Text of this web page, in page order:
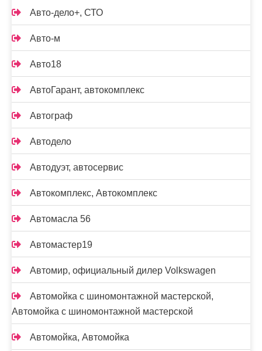
Авто-дело+, СТО
Авто-м
Авто18
АвтоГарант, автокомплекс
Автограф
Автодело
Автодуэт, автосервис
Автокомплекс, Автокомплекс
Автомасла 56
Автомастер19
Автомир, официальный дилер Volkswagen
Автомойка с шиномонтажной мастерской,
Автомойка с шиномонтажной мастерской
Автомойка, Автомойка